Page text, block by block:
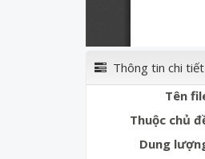
Thông tin chi tiết
Tên
Thuộc chủ
Dung